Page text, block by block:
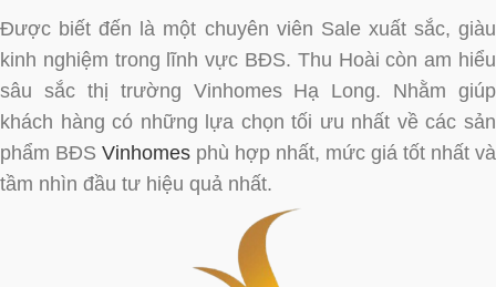
Được biết đến là một chuyên viên Sale xuất sắc, giàu
kinh nghiệm trong lĩnh vực BĐS. Thu Hoài còn am hiểu
sâu sắc thị trường Vinhomes Hạ Long. Nhằm giúp
khách hàng có những lựa chọn tối ưu nhất về các sản
phẩm BĐS Vinhomes phù hợp nhất, mức giá tốt nhất và
tầm nhìn đầu tư hiệu quả nhất.